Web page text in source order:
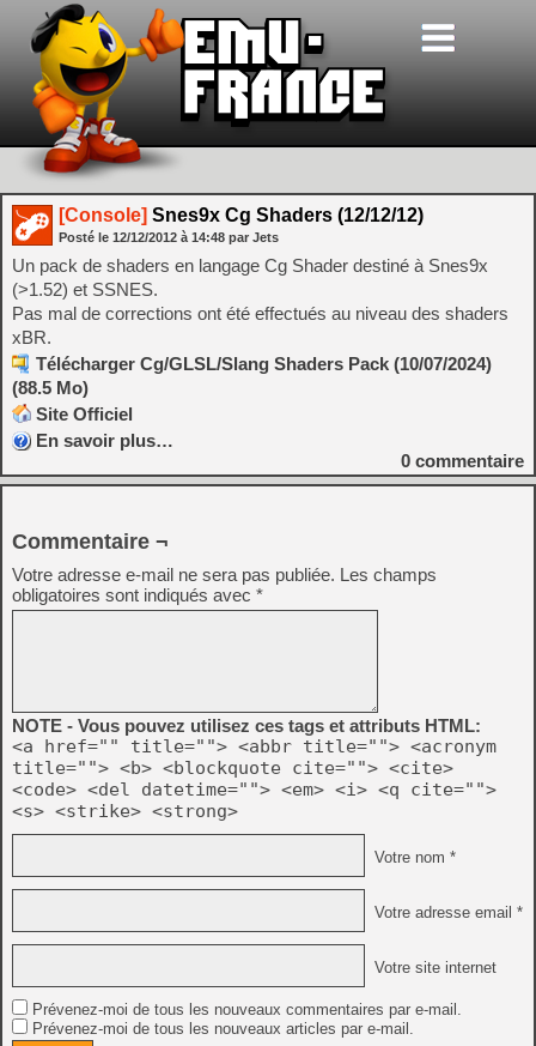
[Console] Snes9x Cg Shaders (12/12/12)
Posté le 12/12/2012 à 14:48 par Jets
Un pack de shaders en langage Cg Shader destiné à Snes9x
(>1.52) et SSNES.
Pas mal de corrections ont été effectués au niveau des shaders
xBR.
Télécharger Cg/GLSL/Slang Shaders Pack (10/07/2024)
(88.5 Mo)
Site Officiel
En savoir plus…
0 commentaire
Commentaire ¬
Votre adresse e-mail ne sera pas publiée. Les champs
obligatoires sont indiqués avec *
NOTE - Vous pouvez utilisez ces tags et attributs HTML:
<a href="" title=""> <abbr title=""> <acronym
title=""> <b> <blockquote cite=""> <cite>
<code> <del datetime=""> <em> <i> <q cite="">
<s> <strike> <strong>
Votre nom *
Votre adresse email *
Votre site internet
Prévenez-moi de tous les nouveaux commentaires par e-mail.
Prévenez-moi de tous les nouveaux articles par e-mail.